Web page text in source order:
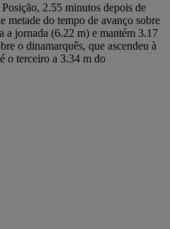
2.55 minutos depois de
metade do tempo de avanço sobre
a jornada (6.22 m) e mantém 3.17
o dinamarquês, que ascendeu à
o terceiro a 3.34 m do